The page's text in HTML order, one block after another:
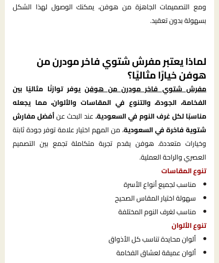
ومع التصميمات الجاهزة من هوفن، يمكنك الوصول لهذا الشكل
بسهولة بدون تعقيد.
لماذا يعتبر مفرش شتوي فاخر مودرن من
هوفن خيارًا مثاليًا؟
مفرش شتوي فاخر مودرن من هوفنيوفر توازنًا مثاليًا بين
الفخامة، الجودة، والتنوع في المقاسات والألوان، مما يجعله
مناسبًا لكل غرف النوم في السعودية.عند البحث عنأفضل مفارش
شتوية فاخرة في السعودية، من المهم اختيار علامة توفر جودة ثابتة
وخيارات متعددة. هوفن يقدم تجربة متكاملة تجمع بين التصميم
العصري والراحة العملية.
تنوع المقاسات
مناسب لجميع أنواع الأسرة
سهولة اختيار المقاس الصحيح
مناسب لغرف النوم المختلفة
تنوع الألوان
ألوان محايدة تناسب كل الأذواق
ألوان عميقة لعشاق الفخامة